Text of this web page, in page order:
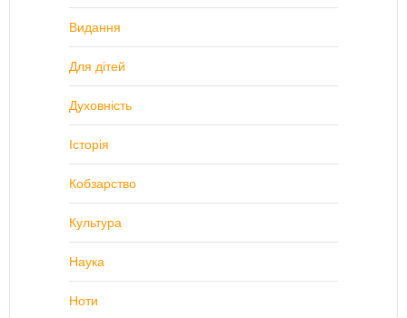
Видання
Для дітей
Духовність
Історія
Кобзарство
Культура
Наука
Ноти